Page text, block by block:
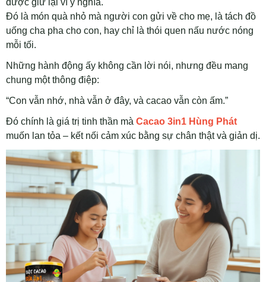
được giữ lại vì ý nghĩa.
Đó là món quà nhỏ mà người con gửi về cho mẹ, là tách đồ
uống cha pha cho con, hay chỉ là thói quen nấu nước nóng
mỗi tối.
Những hành động ấy không cần lời nói, nhưng đều mang
chung một thông điệp:
“Con vẫn nhớ, nhà vẫn ở đây, và cacao vẫn còn ấm.”
Đó chính là giá trị tinh thần mà Cacao 3in1 Hùng Phát
muốn lan tỏa – kết nối cảm xúc bằng sự chân thật và giản dị.